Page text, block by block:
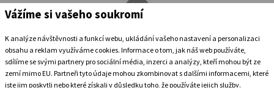
Vážíme si vašeho soukromí
K analýze návštěvnosti a funkcí webu, ukládání vašeho nastavení a personalizaci
obsahu a reklam využíváme cookies. Informace o tom, jak náš web používáte,
sdílíme se svými partnery pro sociální média, inzerci a analýzy, kteří mohou být ze
zemí mimo EU. Partneři tyto údaje mohou zkombinovat s dalšími informacemi, které
jste jim poskytli nebo které získali v důsledku toho, že používáte jejich služby.